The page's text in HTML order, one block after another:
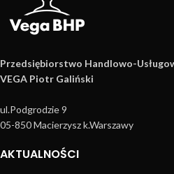
Przedsiębiorstwo Handlowo­-
VEGA Piotr Galiński
ul.Podgrodzie 9
05-850 Macierzysz k.Warszawy
AKTUALNOŚCI